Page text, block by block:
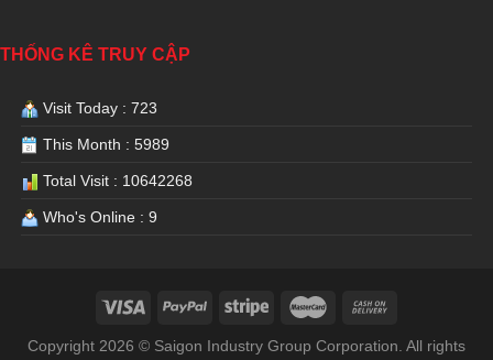
THỐNG KÊ TRUY CẬP
Visit Today : 723
This Month : 5989
Total Visit : 10642268
Who's Online : 9
Copyright 2026 © Saigon Industry Group Corporation. All rights